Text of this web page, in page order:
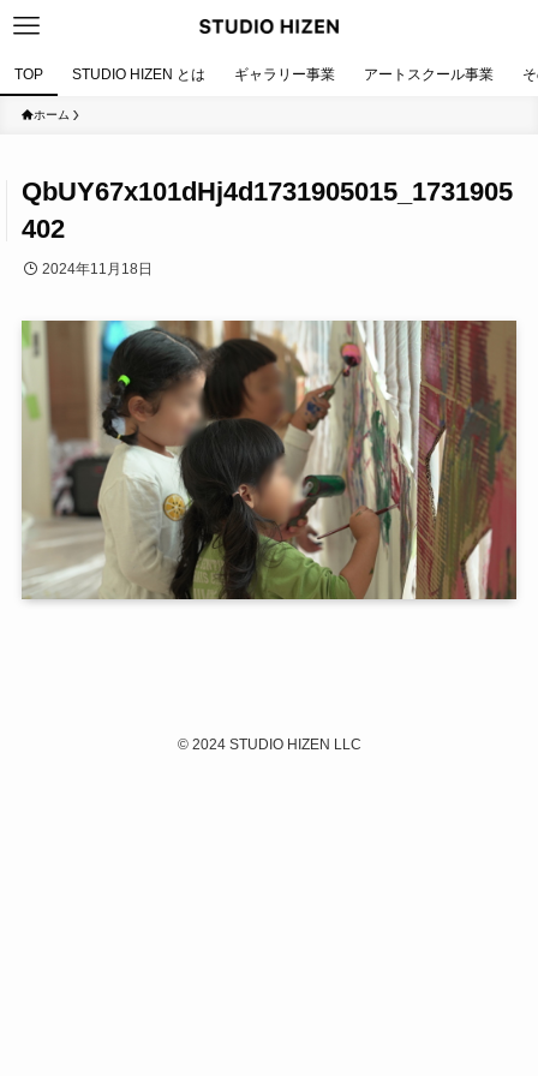
TOP STUDIO HIZEN とは ギャラリー事業 アートスクール事業
ホーム
QbUY67x101dHj4d1731905015_1731905
402
2024年11月18日
©2024 STUDIO HIZEN LLC